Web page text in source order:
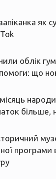
як
облік
що
більше,
програми